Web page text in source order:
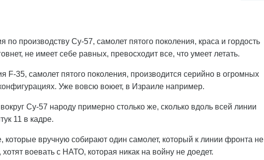
по производству Су-57, самолет пятого поколения, краса и гордость
не имеет себе равных, превосходит все, что умеет летать.
F-35, самолет пятого поколения, производится серийно в огромных
Уже вовсю воюет, в Израиле например.
Су-57 народу примерно столько же, сколько вдоль всей линии
11 в кадре.
которые вручную собирают один самолет, который к линии фронта не
воевать с НАТО, которая никак на войну не доедет.